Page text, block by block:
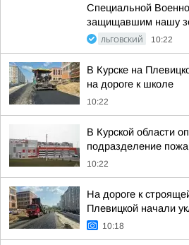
Специальной
защищавшим нашу
ЛЬГОВСКИЙ 10:22
В Курске на
на дороге к школе
10:22
В Курской области
подразделение
10:22
На дороге к
Плевицкой начали
10:18